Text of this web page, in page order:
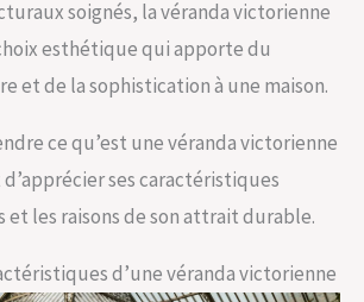
soignés, la véranda victorienne
esthétique qui apporte du
et de la sophistication à une maison.
ce qu’est une véranda victorienne
ses caractéristiques
et les raisons de son attrait durable.
d’une véranda victorienne